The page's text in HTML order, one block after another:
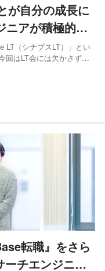
が自分の成長に
ニアが積極的に
LT（シナプスLT）」とい
回はLT会には欠かさず参
松井さんにお話を伺い
転職』をさら
ーチエンジニア